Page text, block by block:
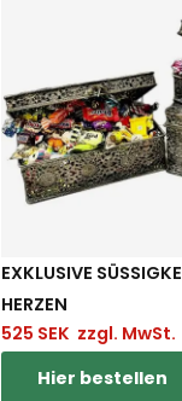
EXKLUSIVE
ERZEN
525 SEK zzgl. MwSt.
Hier bestellen